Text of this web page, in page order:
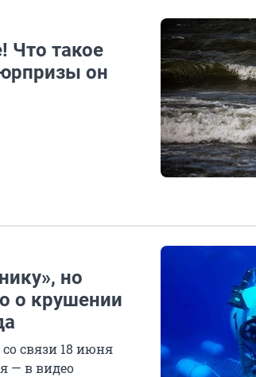
Что такое
он
но
о крушении
связи 18 июня
— в видео